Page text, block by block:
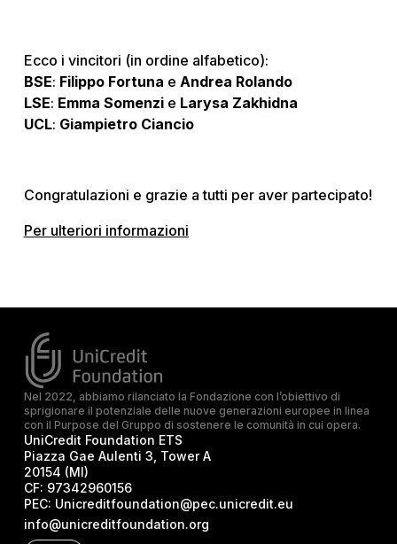
Ecco i vincitori (in ordine alfabetico):
BSE: Filippo Fortuna e Andrea Rolando
LSE: Emma Somenzie Larysa Zakhidna
UCL: Giampietro Ciancio
Congratulazioni e grazie a tutti per aver partecipato!
Per ulteriori informazioni
Nel 2022, abbiamo rilanciato la Fondazione con l’obiettivo di
sprigionare il potenziale delle nuove generazioni europee in linea
con il Purpose del Gruppo di sostenere le comunità in cui opera.
UniCredit Foundation ETS
Piazza Gae Aulenti 3, Tower A
20154 (MI)
CF: 97342960156
PEC: Unicreditfoundation@pec.unicredit.eu
info@unicreditfoundation.org